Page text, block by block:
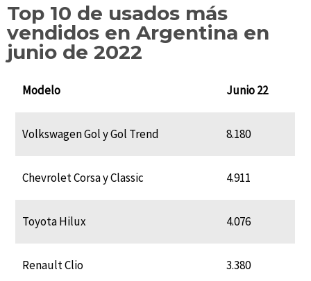
Top 10 de usados más
vendidos en Argentina en
junio de 2022
Modelo Junio 22
Volkswagen Gol y Gol Trend 8.180
Chevrolet Corsa y Classic 4.911
Toyota Hilux 4.076
Renault Clio 3.380